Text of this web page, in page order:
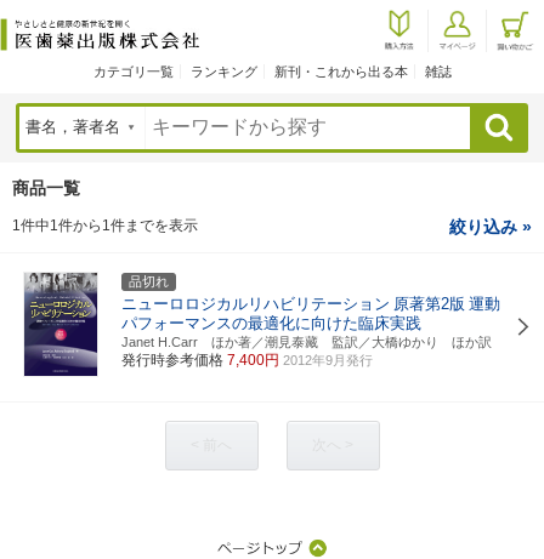
カテゴリ一覧 ランキング 新刊・これから出る本 雑誌
検索
商品一覧
1件中1件から1件までを表示 絞り込み »
品切れ
ニューロロジカルリハビリテーション 原著第2版 運動
パフォーマンスの最適化に向けた臨床実践
Janet H.Carr ほか著／潮見泰藏 監訳／大橋ゆかり ほか訳
発行時参考価格 7,400円 2012年9月発行